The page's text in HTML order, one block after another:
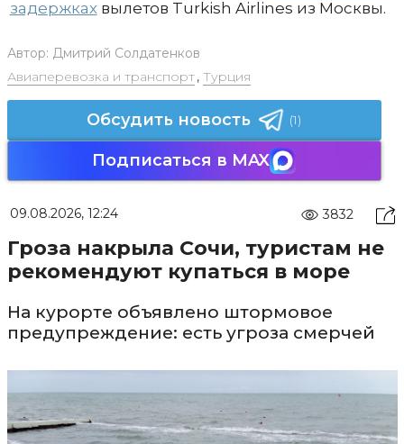
задержкахвылетов Turkish Airlines из Москвы.
Автор: Дмитрий Солдатенков
Авиаперевозка и транспорт, Турция
Обсудить новость (1)
Подписаться в MAX
09.08.2026, 12:24 3832
Гроза накрыла Сочи, туристам не
рекомендуют купаться в море
На курорте объявлено штормовое
предупреждение: есть угроза смерчей